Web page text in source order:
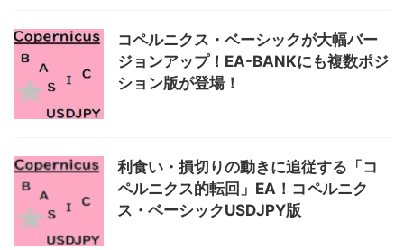
コペルニクス・ベーシックが大幅バー
ジョンアップ！EA-BANKにも複数ポジ
ション版が登場！
利食い・損切りの動きに追従する「コ
ペルニクス的転回」EA！コペルニク
ス・ベーシックUSDJPY版